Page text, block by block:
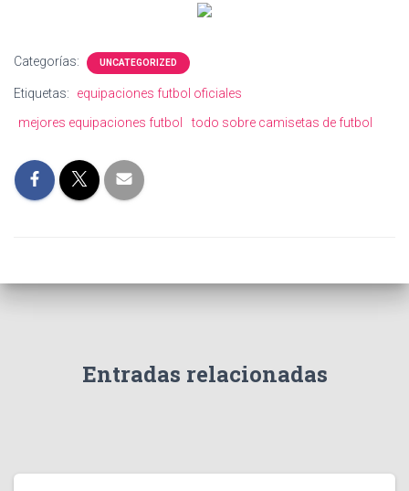
Categorías: UNCATEGORIZED
Etiquetas:
equipaciones futbol oficiales
mejores equipaciones futbol
todo sobre camisetas de futbol
Entradas relacionadas